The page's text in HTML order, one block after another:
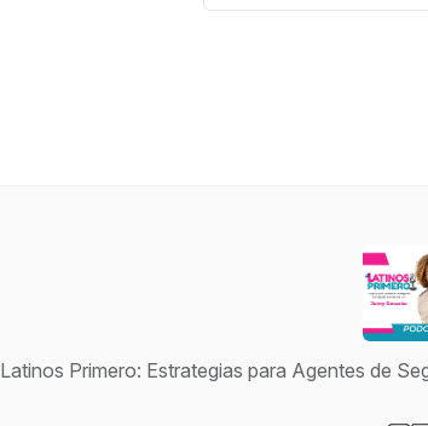
Latinos Primero: Estrategias para Agentes de